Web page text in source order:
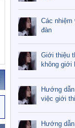
Các nhiệm
đàn
Giới thiệu
không giới
Hướng
việc giới
Hướng